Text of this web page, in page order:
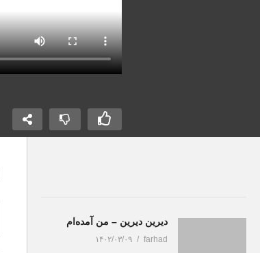
امر خیر
دیرین دیرین – من آمده‌ام
farhad ۱۴۰۲/۰۳/۰۹